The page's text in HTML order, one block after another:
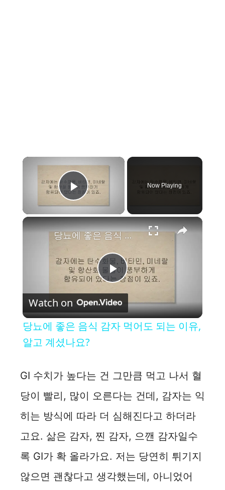
×
Play Video
Now Playing
×
P
l
y
V
i
d
당뇨에 좋은 음식 감자 먹어도 되는 이유, 알고 계셨나요?
Watch on
당뇨에 좋은 음식 감자 먹어도 되는 이유,
알고 계셨나요?
GI 수치가 높다는 건 그만큼 먹고 나서 혈
당이 빨리, 많이 오른다는 건데, 감자는 익
히는 방식에 따라 더 심해진다고 하더라
고요. 삶은 감자, 찐 감자, 으깬 감자일수
록 GI가 확 올라가요. 저는 당연히 튀기지
않으면 괜찮다고 생각했는데, 아니었어